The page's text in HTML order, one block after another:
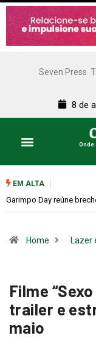
Seven Press
8 de
Onde
EM ALTA
Bugonia transforma
Home Lazer
Filme
trailer e
maio